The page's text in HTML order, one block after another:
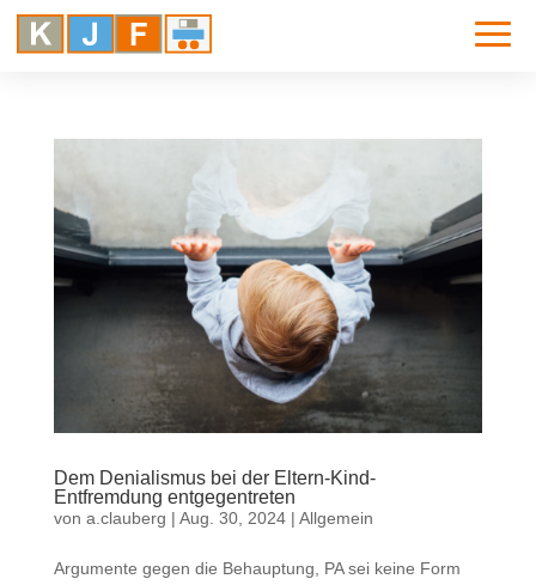
Dem Denialismus bei der Eltern-Kind-
Entfremdung entgegentreten
von a.clauberg | Aug. 30, 2024| Allgemein
Argumente gegen die Behauptung, PA sei keine Form